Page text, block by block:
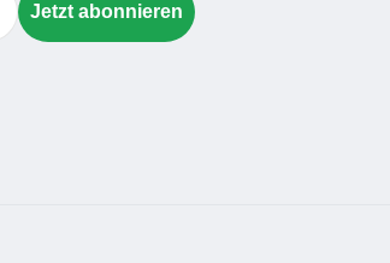
Jetzt abonnieren